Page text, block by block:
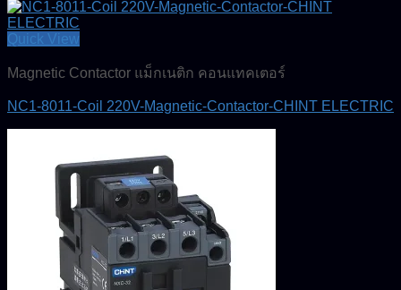
Quick View
Magnetic Contactor แม็กเนติก คอนแทคเตอร์
NC1-8011-Coil 220V-Magnetic-Contactor-CHINT ELECTRIC